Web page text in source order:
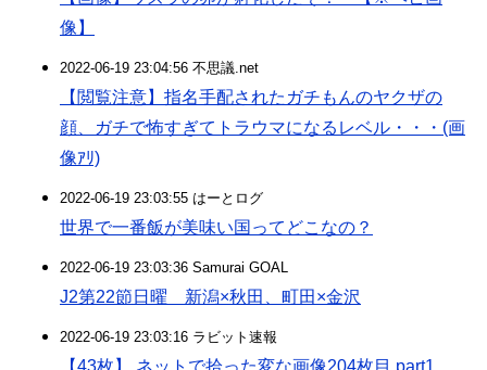
像】
2022-06-19 23:04:56 不思議.net
【閲覧注意】指名手配されたガチもんのヤクザの
顔、ガチで怖すぎてトラウマになるレベル・・・(画
像ｱﾘ)
2022-06-19 23:03:55 はーとログ
世界で一番飯が美味い国ってどこなの？
2022-06-19 23:03:36 Samurai GOAL
J2第22節日曜 新潟×秋田、町田×金沢
2022-06-19 23:03:16 ラビット速報
【43枚】 ネットで拾った変な画像204枚目 part1